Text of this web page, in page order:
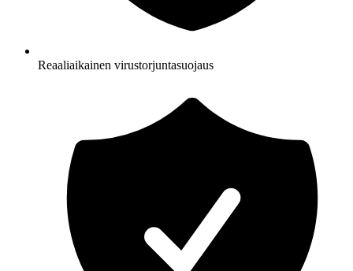
Reaaliaikainen virustorjuntasuojaus